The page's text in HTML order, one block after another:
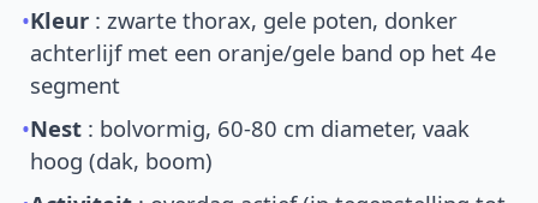
•Kleur : zwarte thorax, gele poten, donker
achterlijf met een oranje/gele band op het 4e
segment
•Nest : bolvormig, 60-80 cm diameter, vaak
hoog (dak, boom)